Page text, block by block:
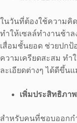
ในวันที่ต้องใช้ความคิ
ทำให้เซลล์ทำงานช้า
เสื่อมชั้นยอด ช่วยปกป้
ความเครียดสะสม ท
ละเอียดต่างๆ ได้ดีขึ้
เพิ่มประสิทธิภา
สำหรับคนที่ชอบออกก